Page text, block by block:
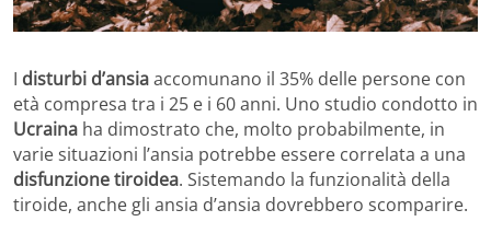
I disturbi d’ansiaaccomunano il 35% delle persone con
età compresa tra i 25 e i 60 anni. Uno studio condotto in
Ucraina ha dimostrato che, molto probabilmente, in
varie situazioni l’ansia potrebbe essere correlata a una
disfunzione tiroidea. Sistemando la funzionalità della
tiroide, anche gli ansia d’ansia dovrebbero scomparire.